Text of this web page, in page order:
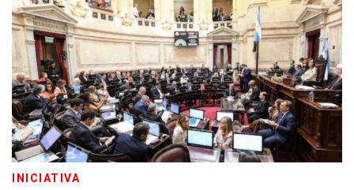
INICIATIVA